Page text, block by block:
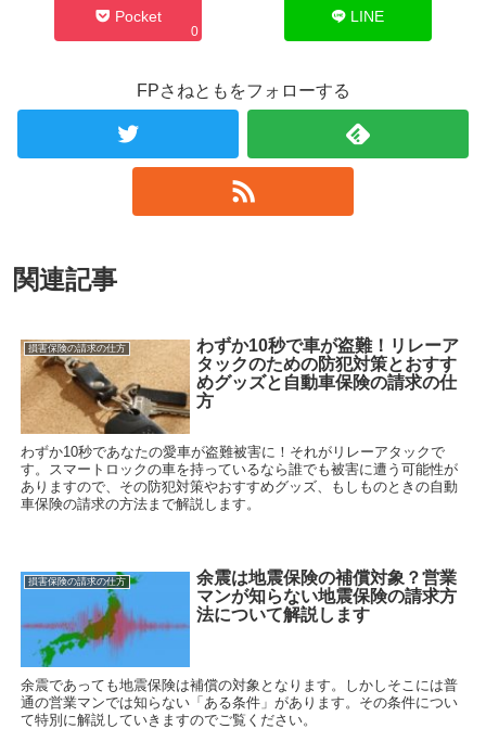
Pocket
0
LINE
FPさねともをフォローする
関連記事
損害保険の請求の仕方
わずか10秒で車が盗難！リレーア
タックのための防犯対策とおすす
めグッズと自動車保険の請求の仕
方
わずか10秒であなたの愛車が盗難被害に！それがリレーアタックで
す。スマートロックの車を持っているなら誰でも被害に遭う可能性が
ありますので、その防犯対策やおすすめグッズ、もしものときの自動
車保険の請求の方法まで解説します。
損害保険の請求の仕方
余震は地震保険の補償対象？営業
マンが知らない地震保険の請求方
法について解説します
余震であっても地震保険は補償の対象となります。しかしそこには普
通の営業マンでは知らない「ある条件」があります。その条件につい
て特別に解説していきますのでご覧ください。